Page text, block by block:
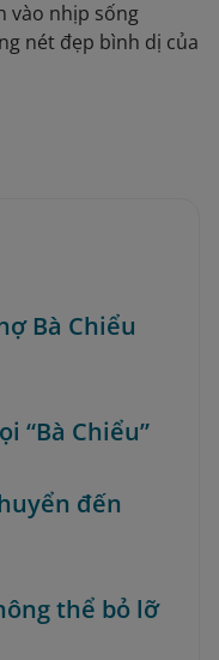
vào nhịp sống
nét đẹp bình dị của
Bà Chiểu
“Bà Chiểu”
đến
thể bỏ lỡ